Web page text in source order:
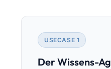
USECASE 1
Der Wissens-